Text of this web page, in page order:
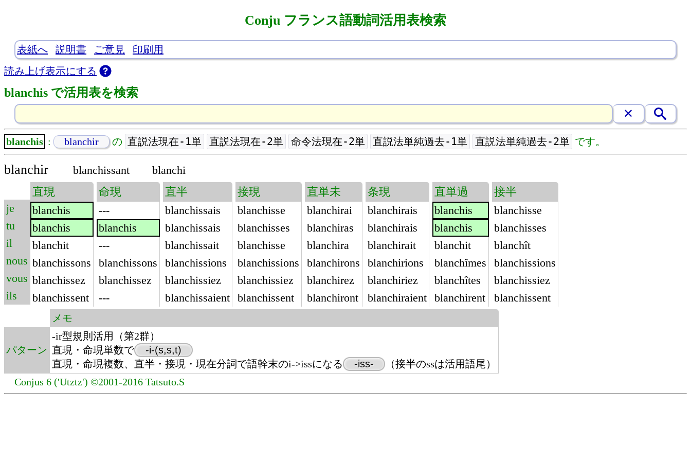
Conju フランス語動詞活用表検索
表紙へ 説明書 ご意見
印刷用
読み上げ表示にする
blanchis で活用表を検索
blanchis : blanchir の 直説法現在-1単 直説法現在-2単 命令法現在-2単 直説法単純過去-1単 直説法単純過去-2単 です。
blanchir blanchissant blanchi
je
tu
il
nous
vous
ils
直現
blanchis
blanchis
blanchit
blanchissons
blanchissez
blanchissent
命現
---
blanchis
---
blanchissons
blanchissez
---
直半
blanchissais
blanchissais
blanchissait
blanchissions
blanchissiez
blanchissaient
接現
blanchisse
blanchisses
blanchisse
blanchissions
blanchissiez
blanchissent
直単未
blanchirai
blanchiras
blanchira
blanchirons
blanchirez
blanchiront
条現
blanchirais
blanchirais
blanchirait
blanchirions
blanchiriez
blanchiraient
直単過
blanchis
blanchis
blanchit
blanchîmes
blanchîtes
blanchirent
接半
blanchisse
blanchisses
blanchît
blanchissions
blanchissiez
blanchissent
メモ
パターン
-ir型規則活用（第2群）
直現・命現単数で
-i-(s,s,t)
直現・命現複数、直半・接現・現在分詞で語幹末のi->issになる
-iss-
（接半のssは活用語尾）
Conjus 6 ('Utztz') ©2001-2016 Tatsuto.S